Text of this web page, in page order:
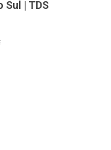
Sul | TDS